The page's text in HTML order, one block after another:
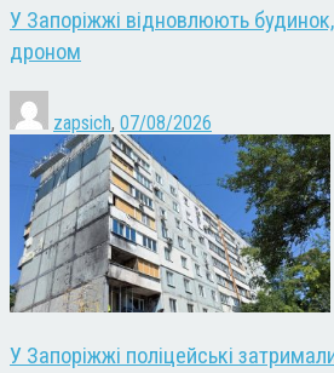
У Запоріжжі відновлюють
дроном
zapsich, 07/08/2026
У Запоріжжі поліцейські